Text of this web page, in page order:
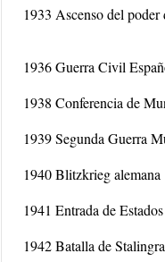
1933 Ascenso del
1936 Guerra Civil
1938 Conferencia de
1939 Segunda Guerra
1940 Blitzkrieg alemana
1941 Entrada de
1942 Batalla de